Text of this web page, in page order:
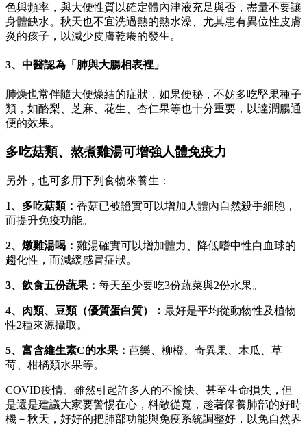
色與頻率，與大便性質以確定體內津液充足與否，盡量不要讓
身體缺水。秋天也不宜洗過熱的熱水澡、尤其患有異位性皮膚
炎的孩子，以減少皮膚乾癢的發生。
3、中醫認為「肺與大腸相表裡」
肺燥也常伴隨大便燥結的症狀，如果便秘，不妨多吃堅果種子
類，如酪梨、芝麻、花生、杏仁果等也十分重要，以達潤腸通
便的效果。
多吃菇類、熬煮雞湯可增強人體免疫力
另外，也可多用下列食物來養生：
1、多吃菇類： 香菇已被證實可以增加人體內自然殺手細胞，
而提升免疫功能。
2、燉雞湯喝： 雞湯確實可以增加體力、降低嗜中性白血球的
趨化性，而減緩感冒症狀。
3、飲食五份蔬果： 每天至少要吃3份蔬菜與2份水果。
4、肉類、豆類（優質蛋白質）： 最好是平均從動物性及植物
性2種來源攝取。
5、富含維生素C的水果： 芭樂、柳橙、奇異果、木瓜、草
莓、柑橘類水果等。
COVID疫情、雖然引起許多人的不愉快、甚至生命損失，但
是還是建議大家要警惕在心，料敵從寬，趁著保養肺部的好時
機－秋天，好好的把肺部功能與免疫系統調整好，以免自然界